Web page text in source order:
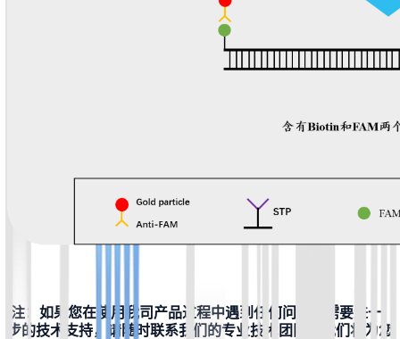
注：如果您在使用我司产品过程中遇到任何问题或需要进一
步的技术支持，请随时联系我们的专业技术团队。我们将为您